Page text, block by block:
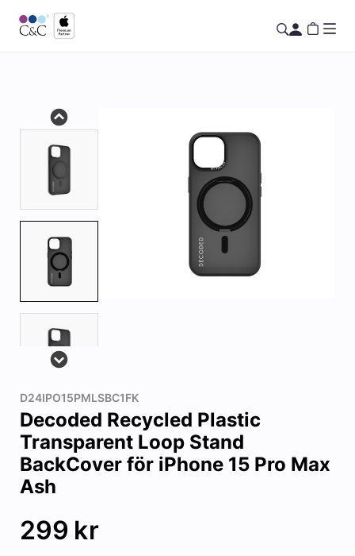
D24IPO15PMLSBC1FK
Decoded Recycled Plastic
Transparent Loop Stand
BackCover för iPhone 15 Pro Max
Ash
299 kr